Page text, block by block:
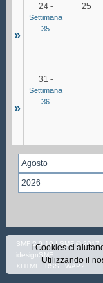
»
24-
Settimana
35
25
»
31 -
Settimana
36
SMF 2.0.19 | SMF © 2017
idesignSMF
XHTML
RSS WAP2
I Cookies ci
Utilizzando il